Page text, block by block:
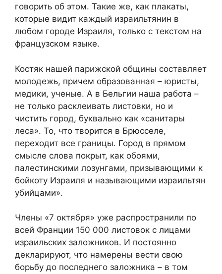
говорить об этом. Такие же, как плакаты,
которые видит каждый израильтянин в
любом городе Израиля, только с текстом на
французском языке.
Костяк нашей парижской общины составляет
молодежь, причем образованная – юристы,
медики, ученые. А в Бельгии наша работа –
не только расклеивать листовки, но и
чистить город, буквально как «санитары
леса». То, что творится в Брюсселе,
переходит все границы. Город в прямом
смысле слова покрыт, как обоями,
палестинскими лозунгами, призывающими к
бойкоту Израиля и называющими израильтян
убийцами».
Члены «7 октября» уже распространили по
всей Франции 150 000 листовок с лицами
израильских заложников. И постоянно
декларируют, что намерены вести свою
борьбу до последнего заложника – в том